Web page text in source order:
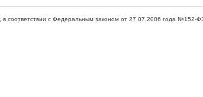
, в соответствии с Федеральным законом от 27.07.2006 года